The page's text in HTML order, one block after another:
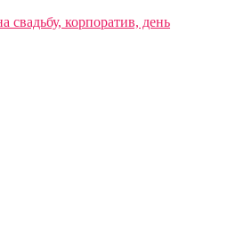
свадьбу, корпоратив, день